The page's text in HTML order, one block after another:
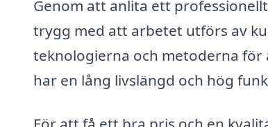
Genom att anlita ett
trygg med att arbetet utförs av
teknologierna och metoderna
har en lång livslängd och hög